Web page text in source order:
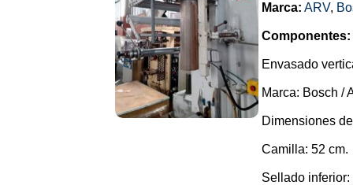
Marca: ARV,
Componentes:
Envasado
Marca: Bosch /
Dimensiones
Camilla: 52 cm.
Sellado inferior: